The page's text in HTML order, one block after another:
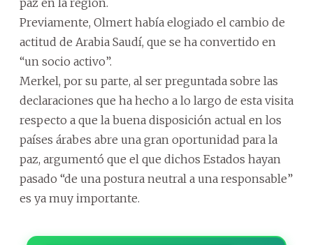
paz en la región.
Previamente, Olmert había elogiado el cambio de
actitud de Arabia Saudí, que se ha convertido en
“un socio activo”.
Merkel, por su parte, al ser preguntada sobre las
declaraciones que ha hecho a lo largo de esta visita
respecto a que la buena disposición actual en los
países árabes abre una gran oportunidad para la
paz, argumentó que el que dichos Estados hayan
pasado “de una postura neutral a una responsable”
es ya muy importante.